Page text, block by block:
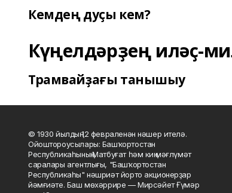
Кемдең дуҫы кем?
Күңелдәрҙең иләҫ-
Трамвайҙағы танышыу
© 1930 йылдың 12 февраленән нәшер ителә.
Ойоштороусылары: Башҡортостан
Республикаһының Матбуғат һәм киң мәғлүмәт
саралары агентлығы, "Башҡортостан
Республикаһы" нәшриәт йорто акционерҙар
йәмғиәте. Баш мөхәррире — Мирсәйет Ғүмәр